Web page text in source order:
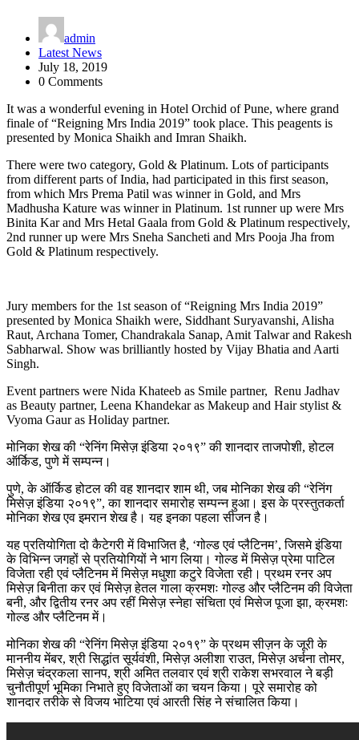
admin
Latest News
July 18, 2019
0 Comments
It was a wonderful evening in Hotel Orchid of Pune, where grand
finale of “Reigning Mrs India 2019” took place. This peagents is
presented by Monica Shaikh and Imran Shaikh.
There were two category, Gold & Platinum. Lots of participants
from different parts of India, had participated in this first season,
from which Mrs Prema Patil was winner in Gold, and Mrs
Madhusha Kature was winner in Platinum. 1st runner up were Mrs
Binita Kar and Mrs Hetal Gaala from Gold & Platinum respectively,
2nd runner up were Mrs Sneha Sancheti and Mrs Pooja Jha from
Gold & Platinum respectively.
Jury members for the 1st season of “Reigning Mrs India 2019”
presented by Monica Shaikh were, Siddhant Suryavanshi, Alisha
Raut, Archana Tomer, Chandrakala Sanap, Amit Talwar and Rakesh
Sabharwal. Show was brilliantly hosted by Vijay Bhatia and Aarti
Singh.
Event partners were Nida Khateeb as Smile partner, Renu Jadhav
as Beauty partner, Leena Khandekar as Makeup and Hair stylist &
Vyoma Gaur as Holiday partner.
मोनिका शेख की “रेनिंग मिसेज़ इंडिया २०१९” की शानदार ताजपोशी, होटल
ऑर्किड, पुणे में सम्पन्न।
पुणे, के ऑर्किड होटल की वह शानदार शाम थी, जब मोनिका शेख की “रेनिंग
मिसेज़ इंडिया २०१९”, का शानदार समारोह सम्पन्न हुआ। इस के प्रस्तुतकर्ता
मोनिका शेख एव इमरान शेख है। यह इनका पहला सीजन है।
यह प्रतियोगिता दो कैटेगरी में विभाजित है, ‘गोल्ड एवं प्लैटिनम’, जिसमे इंडिया
के विभिन्न जगहों से प्रतियोगियों ने भाग लिया। गोल्ड में मिसेज़ प्रेमा पाटिल
विजेता रही एवं प्लैटिनम में मिसेज़ मधुशा कटुरे विजेता रही। प्रथम रनर अप
मिसेज़ बिनीता कर एवं मिसेज़ हेतल गाला क्रमशः गोल्ड और प्लैटिनम की विजेता
बनी, और द्वितीय रनर अप रहीं मिसेज़ स्नेहा संचिता एवं मिसेज पूजा झा, क्रमशः
गोल्ड और प्लैटिनम में।
मोनिका शेख की “रेनिंग मिसेज़ इंडिया २०१९” के प्रथम सीज़न के जूरी के
माननीय मेंबर, श्री सिद्धांत सूर्यवंशी, मिसेज़ अलीशा राउत, मिसेज़ अर्चना तोमर,
मिसेज़ चंद्रकला सानप, श्री अमित तलवार एवं श्री राकेश सभरवाल ने बड़ी
चुनौतीपूर्ण भूमिका निभाते हुए विजेताओं का चयन किया। पूरे समारोह को
शानदार तरीके से विजय भाटिया एवं आरती सिंह ने संचालित किया।